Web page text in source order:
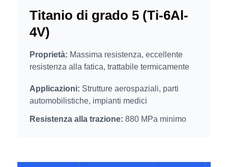
Titanio di grado 5 (Ti-6Al-
4V)
Proprietà: Massima resistenza, eccellente
resistenza alla fatica, trattabile termicamente
Applicazioni: Strutture aerospaziali, parti
automobilistiche, impianti medici
Resistenza alla trazione: 880 MPa minimo